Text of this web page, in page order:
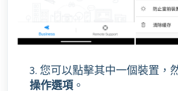
3. 您可以點擊其中一個裝置，
操作選項 。